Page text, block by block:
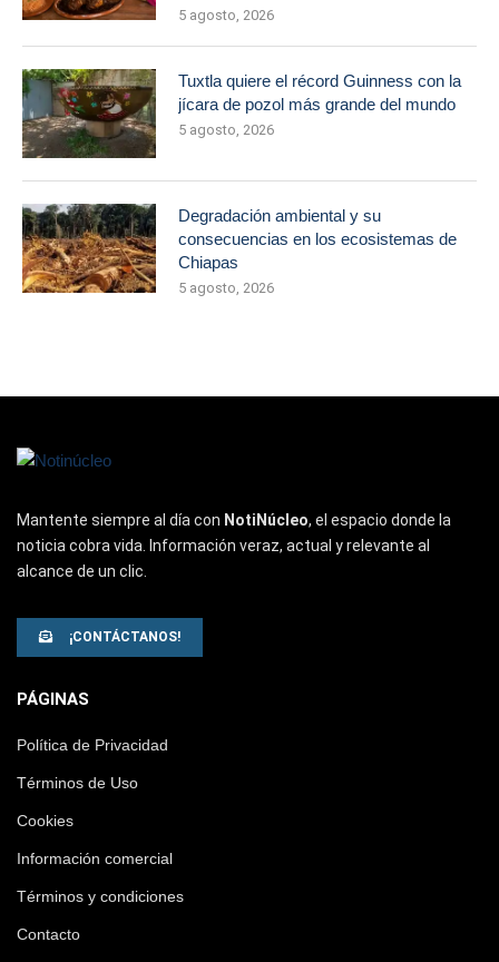
5 agosto, 2026
Tuxtla quiere el récord Guinness con la
jícara de pozol más grande del mundo
5 agosto, 2026
Degradación ambiental y su
consecuencias en los ecosistemas de
Chiapas
5 agosto, 2026
Mantente siempre al día con NotiNúcleo, el espacio donde la
noticia cobra vida. Información veraz, actual y relevante al
alcance de un clic.
¡CONTÁCTANOS!
PÁGINAS
Política de Privacidad
Términos de Uso
Cookies
Información comercial
Términos y condiciones
Contacto